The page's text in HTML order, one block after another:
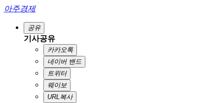
아주경제
공유
기사공유
카카오톡
네이버 밴드
트위터
웨이보
URL복사